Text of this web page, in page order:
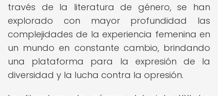
través de la literatura de género, se han
explorado con mayor profundidad las
complejidades de la experiencia femenina en
un mundo en constante cambio, brindando
una plataforma para la expresión de la
diversidad y la lucha contra la opresión.